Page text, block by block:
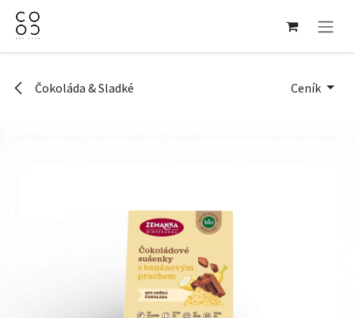
Přejít na obsah
Čokoláda & Sladké Ceník